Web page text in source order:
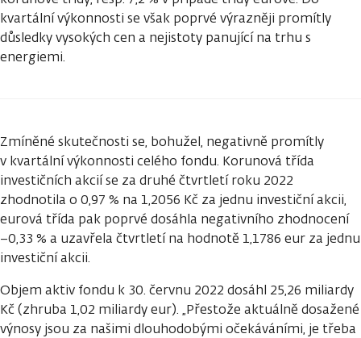
kvartální výkonnosti se však poprvé výrazněji promítly
důsledky vysokých cen a nejistoty panující na trhu s
energiemi.
Zmíněné skutečnosti se, bohužel, negativně promítly
v kvartální výkonnosti celého fondu. Korunová třída
investičních akcií se za druhé čtvrtletí roku 2022
zhodnotila o 0,97 % na 1,2056 Kč za jednu investiční akcii,
eurová třída pak poprvé dosáhla negativního zhodnocení
−0,33 % a uzavřela čtvrtletí na hodnotě 1,1786 eur za jednu
investiční akcii.
Objem aktiv fondu k 30. červnu 2022 dosáhl 25,26 miliardy
Kč (zhruba 1,02 miliardy eur). „Přestože aktuálně dosažené
výnosy jsou za našimi dlouhodobými očekáváními, je třeba